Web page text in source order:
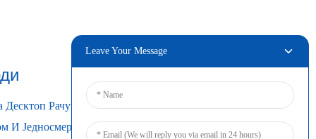
Десктоп Рачунаре
И Једносмерном
Leave Your Message